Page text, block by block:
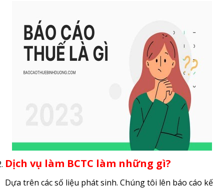
Dịch vụ làm BCTC làm những gì?
Dựa trên các số liệu phát sinh. Chúng tôi lên báo cáo kế